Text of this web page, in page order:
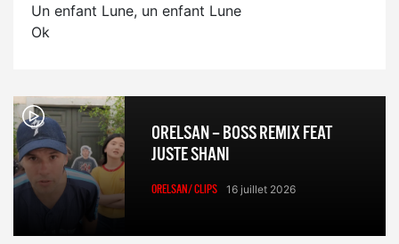
Un enfant Lune, un enfant Lune
Ok
ORELSAN – BOSS REMIX FEAT
JUSTE SHANI
ORELSAN/ CLIPS 16 juillet 2026